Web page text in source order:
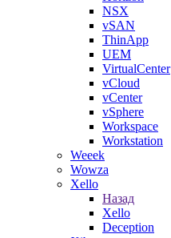
NSX
vSAN
ThinApp
UEM
VirtualCenter
vCloud
vCenter
vSphere
Workspace
Workstation
Weeek
Wowza
Xello
Назад
Xello
Deception